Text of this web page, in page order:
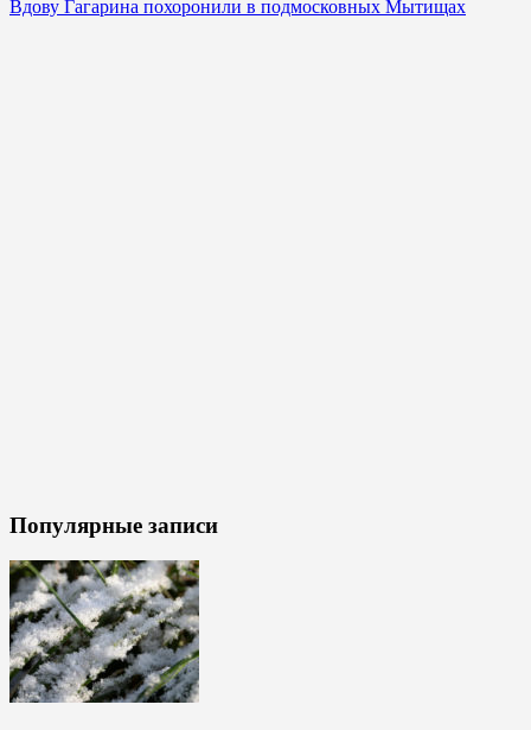
Вдову Гагарина похоронили в подмосковных Мытищах
Популярные записи